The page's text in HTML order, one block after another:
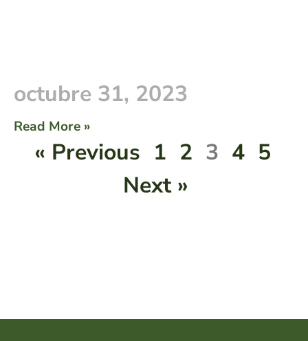
octubre 31, 2023
Read More »
« Previous 1 2 3 4 5
Next »